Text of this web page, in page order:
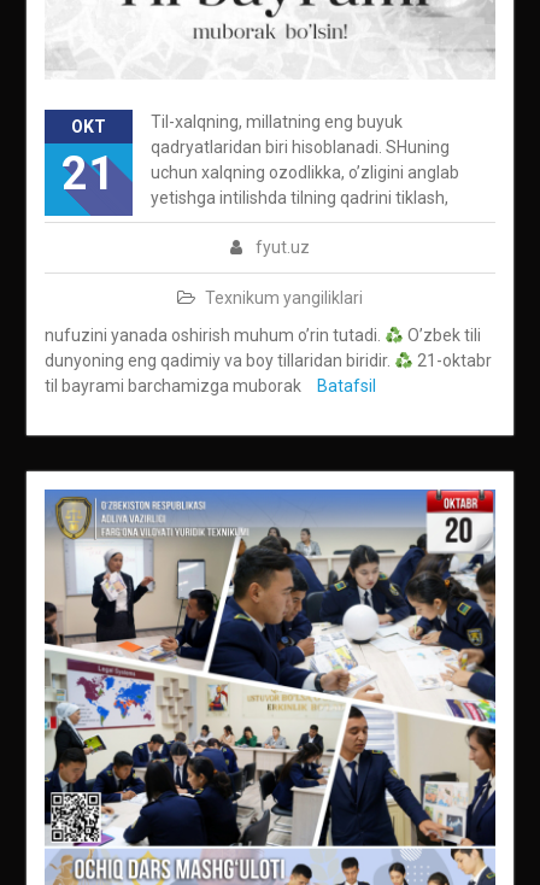
OKT
21
fyut.uz
Texnikum yangiliklari
Til-xalqning, millatning eng buyuk
qadryatlaridan biri hisoblanadi. SHuning
uchun xalqning ozodlikka, o’zligini anglab
yetishga intilishda tilning qadrini tiklash,
nufuzini yanada oshirish muhum o’rin tutadi.
O’zbek tili
dunyoning eng qadimiy va boy tillaridan biridir.
21-oktabr
til bayrami barchamizga muborak
Batafsil